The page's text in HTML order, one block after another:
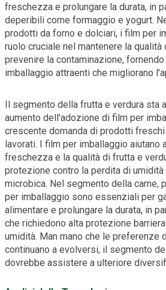
freschezza e prolungare la durata, in
deperibili come formaggio e yogurt.
prodotti da forno e dolciari, i film per
ruolo cruciale nel mantenere la
prevenire la contaminazione,
imballaggio attraenti che migliorano
Il segmento della frutta e verdura sta
aumento dell'adozione di film per
crescente domanda di prodotti
lavorati. I film per imballaggio aiutano
freschezza e la qualità di frutta e
protezione contro la perdita di umidità
microbica. Nel segmento della carne,
per imballaggio sono essenziali per
alimentare e prolungare la durata, in
che richiedono alta protezione
umidità. Man mano che le preferenze
continuano a evolversi, il segmento
dovrebbe assistere a ulteriore